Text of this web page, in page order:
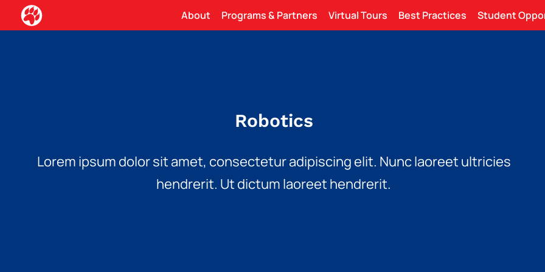
About Programs & Partners Virtual Tours Best Practices Student
Robotics
Lorem ipsum dolor sit amet, consectetur adipiscing elit. Nunc laoreet ultricies
hendrerit. Ut dictum laoreet hendrerit.